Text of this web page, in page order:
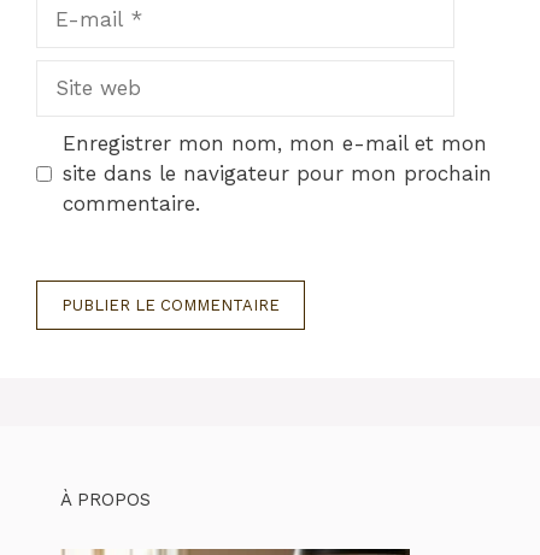
Site
Enregistrer mon nom, mon e-mail et mon
site dans le navigateur pour mon prochain
commentaire.
À PROPOS